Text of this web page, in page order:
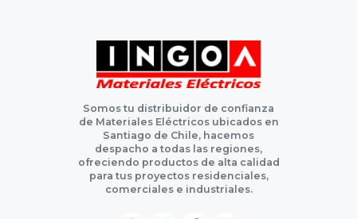
Somos tu distribuidor de confianza
de Materiales Eléctricos ubicados en
Santiago de Chile, hacemos
despacho a todas las regiones,
ofreciendo productos de alta calidad
para tus proyectos residenciales,
comerciales e industriales.